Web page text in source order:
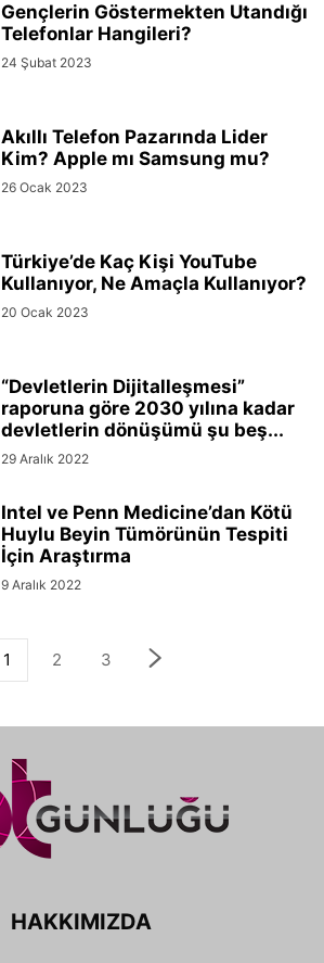
Gençlerin Göstermekten Utandığı
Telefonlar Hangileri?
24 Şubat 2023
Akıllı Telefon Pazarında Lider
Kim? Apple mı Samsung mu?
26 Ocak 2023
Türkiye’de Kaç Kişi YouTube
Kullanıyor, Ne Amaçla Kullanıyor?
20 Ocak 2023
“Devletlerin Dijitalleşmesi”
raporuna göre 2030 yılına kadar
devletlerin dönüşümü şu beş...
29 Aralık 2022
Intel ve Penn Medicine’dan Kötü
Huylu Beyin Tümörünün Tespiti
İçin Araştırma
9 Aralık 2022
1 2 3
HAKKIMIZDA